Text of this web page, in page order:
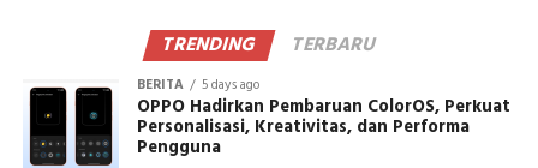
TRENDING TERBARU
BERITA 5 days ago
OPPO Hadirkan Pembaruan ColorOS, Perkuat
Personalisasi, Kreativitas, dan Performa
Pengguna